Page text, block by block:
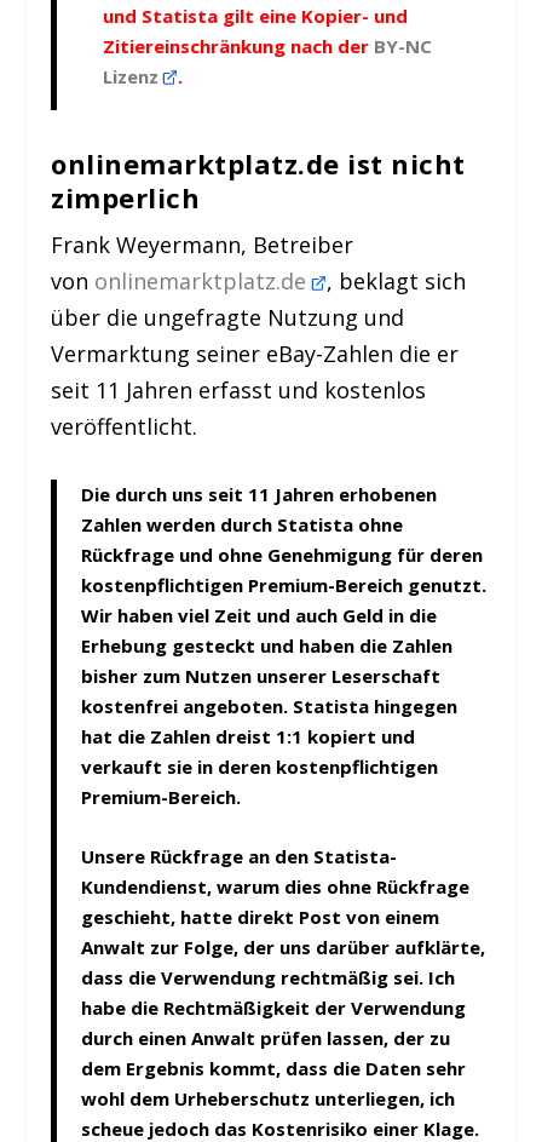
und Statista gilt eine Kopier- und
Zitiereinschränkung nach der BY-NC
Lizenz
.
onlinemarktplatz.de ist nicht
zimperlich
Frank Weyermann, Betreiber
von onlinemarktplatz.de , beklagt sich
über die ungefragte Nutzung und
Vermarktung seiner eBay-Zahlen die er
seit 11 Jahren erfasst und kostenlos
veröffentlicht.
Die durch uns seit 11 Jahren erhobenen
Zahlen werden durch Statista ohne
Rückfrage und ohne Genehmigung für deren
kostenpflichtigen Premium-Bereich genutzt.
Wir haben viel Zeit und auch Geld in die
Erhebung gesteckt und haben die Zahlen
bisher zum Nutzen unserer Leserschaft
kostenfrei angeboten. Statista hingegen
hat die Zahlen dreist 1:1 kopiert und
verkauft sie in deren kostenpflichtigen
Premium-Bereich.
Unsere Rückfrage an den Statista-
Kundendienst, warum dies ohne Rückfrage
geschieht, hatte direkt Post von einem
Anwalt zur Folge, der uns darüber aufklärte,
dass die Verwendung rechtmäßig sei. Ich
habe die Rechtmäßigkeit der Verwendung
durch einen Anwalt prüfen lassen, der zu
dem Ergebnis kommt, dass die Daten sehr
wohl dem Urheberschutz unterliegen, ich
scheue jedoch das Kostenrisiko einer Klage.